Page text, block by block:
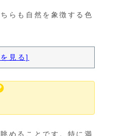
らも自然を象徴する色
見る]
めることです。特に満